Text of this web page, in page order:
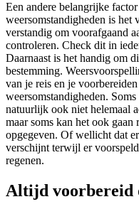
Een andere belangrijke
weersomstandigheden is
verstandig om voorafgaand
controleren. Check dit in
Daarnaast is het handig om
bestemming.
van je reis en je
weersomstandigheden.
natuurlijk ook niet helemaal
maar soms kan het ook
opgegeven. Of wellicht dat
verschijnt terwijl er
regenen.
Altijd voorbereid